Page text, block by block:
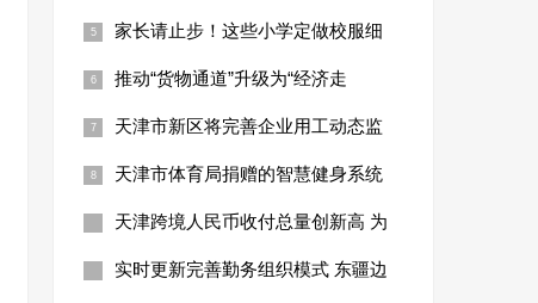
家长请止步！这些小学定做校服细
推动“货物通道”升级为“经济走
天津市新区将完善企业用工动态监
天津市体育局捐赠的智慧健身系统
天津跨境人民币收付总量创新高 为
实时更新完善勤务组织模式 东疆边